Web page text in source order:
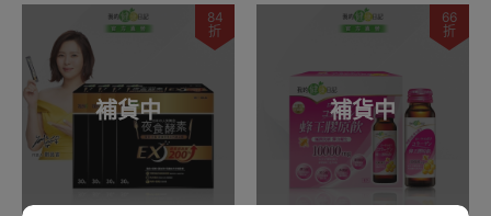
補貨中
84
折
補貨中
66
折